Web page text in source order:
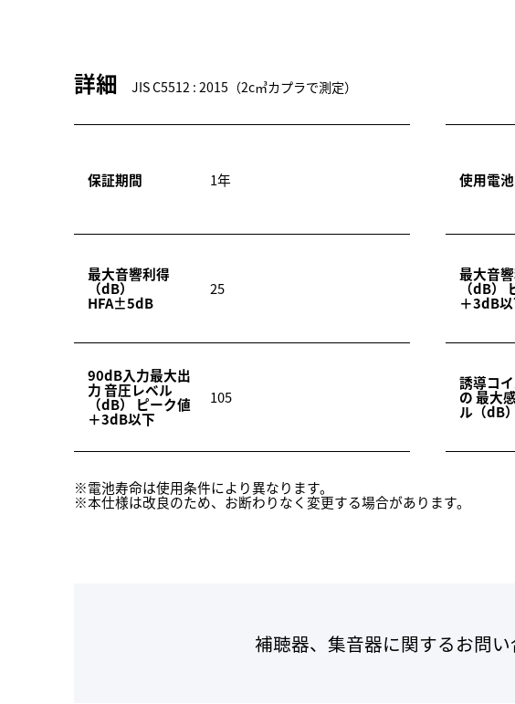
詳細 JIS C5512 : 2015（2c㎥カプラで測定）
保証期間 1年 使用電池
最大音響利得
（dB）
HFA±5dB
25
最大音
（dB）
＋3dB
90dB入力最大出
力 音圧レベル
（dB） ピーク値
＋3dB以下
105
誘導コ
の 最大
ル（dB
※電池寿命は使用条件により異なります。
※本仕様は改良のため、お断わりなく変更する場合があります。
補聴器、集音器に関するお問